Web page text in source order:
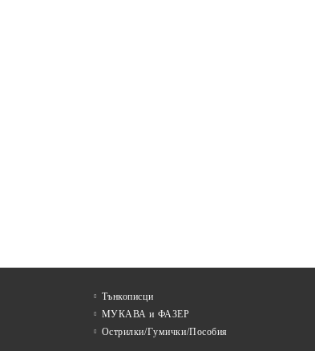
Тънкописци
МУКАВА и ФАЗЕР
Острилки/Гумички/Пособия